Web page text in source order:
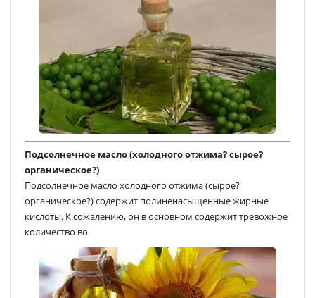
Подсолнечное масло (холодного отжима? сырое?
органическое?)
Подсолнечное масло холодного отжима (сырое?
органическое?) содержит полиненасыщенные жирные
кислоты. К сожалению, он в основном содержит тревожное
количество во